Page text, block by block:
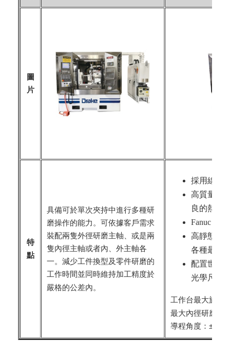
圖
片
特
點
具備可於單次夾持中進行多種研
磨操作的能力。可依據客戶需求
裝配兩隻外徑研磨主軸、或是兩
隻內徑主軸或者內、外主軸各
一。減少工件換型及零件研磨的
工作時間並同時維持加工精度於
嚴格的公差內。
採用線性
高質量聚
良的熱穩
Fanuc 數
高靜態及
各種最新
配置世界
光學尺，
工作台最大旋徑
最大內徑研磨長
導程角度：± 16/